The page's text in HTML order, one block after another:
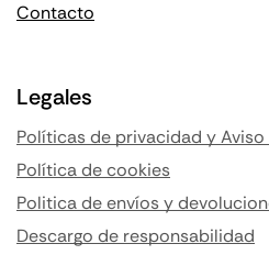
Contacto
Legales
Políticas de privacidad y Aviso
Política de cookies
Politica de envíos y
Descargo de responsabilidad